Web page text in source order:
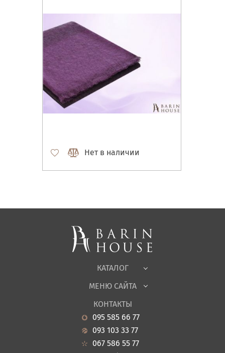
Нет в наличии
КАТАЛОГ
Спальни, Кровати
Корпусная мебель
Офисная мебель
Садовая мебель
Гостиная
Кухня
Прихожие
Ванная
МЕНЮ САЙТА
О нас
Новости
Гарантия
Кредит
КОНТАКТЫ
095 585 66 77
093 103 33 77
067 586 55 77